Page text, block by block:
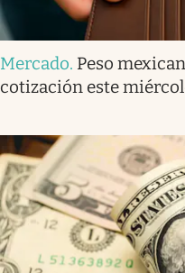
Mercado. Peso
cotización este